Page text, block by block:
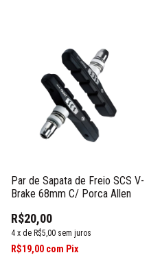
Par de Sapata de Freio SCS V-
Brake 68mm C/ Porca Allen
R$20,00
4 x de R$5,00 sem juros
R$19,00 com Pix